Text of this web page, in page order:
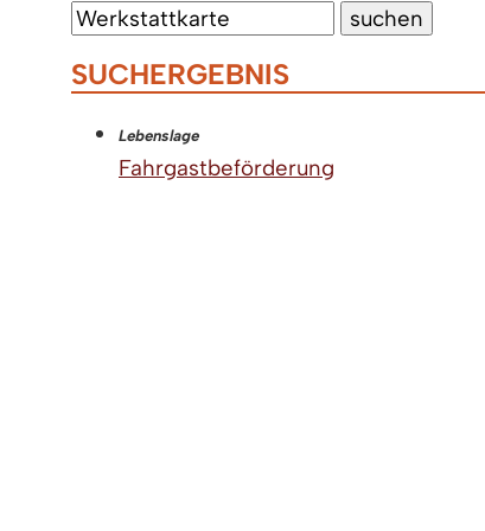
SUCHERGEBNIS
Lebenslage
Fahrgastbeförderung